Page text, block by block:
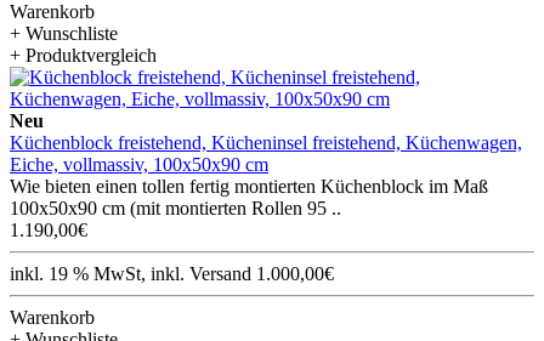
Warenkorb
+ Wunschliste
+ Produktvergleich
Neu
Küchenblock freistehend, Kücheninsel freistehend, Küchenwagen,
Eiche, vollmassiv, 100x50x90 cm
Wie bieten einen tollen fertig montierten Küchenblock im Maß
100x50x90 cm (mit montierten Rollen 95 ..
1.190,00€
inkl. 19 % MwSt, inkl. Versand 1.000,00€
Warenkorb